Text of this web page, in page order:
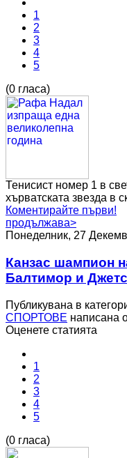
1
2
3
4
5
(0 гласа)
Тенисист номер 1 в
хърватската звезда в
Коментирайте първи!
продължава>
Понеделник, 27
Канзас шампион
Балтимор и
Публикувана в
СПОРТОВЕ написана
Оценете статията
1
2
3
4
5
(0 гласа)